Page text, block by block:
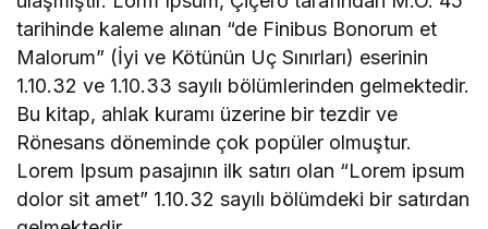
tarihinde kaleme alınan “de Finibus Bonorum et
Malorum” (İyi ve Kötünün Uç Sınırları) eserinin
1.10.32 ve 1.10.33 sayılı bölümlerinden gelmektedir.
Bu kitap, ahlak kuramı üzerine bir tezdir ve
Rönesans döneminde çok popüler olmuştur.
Lorem Ipsum pasajının ilk satırı olan “Lorem ipsum
dolor sit amet” 1.10.32 sayılı bölümdeki bir satırdan